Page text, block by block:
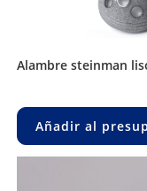
alambre steinman
Añadir al